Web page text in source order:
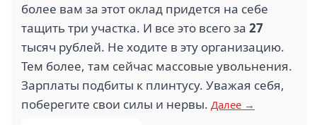
более вам за этот оклад придется на себе
тащить три участка. И все это всего за 27
тысяч рублей. Не ходите в эту организацию.
Тем более, там сейчас массовые увольнения.
Зарплаты подбиты к плинтусу. Уважая себя,
поберегите свои силы и нервы. Далее →